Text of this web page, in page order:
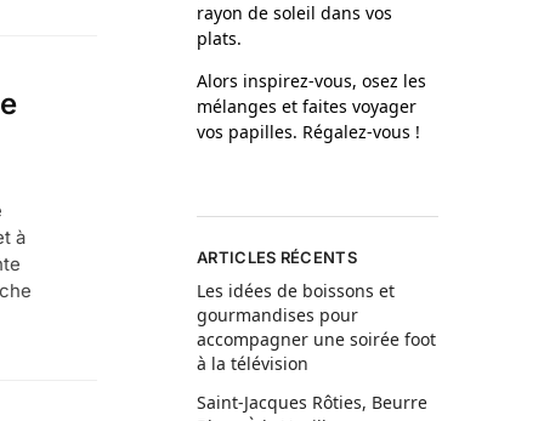
à
rayon de soleil dans vos
plats.
Alors inspirez-vous, osez les
mélanges et faites voyager
vos papilles. Régalez-vous !
ARTICLES RÉCENTS
Les idées de boissons et
gourmandises pour
accompagner une soirée foot
à la télévision
Saint-Jacques Rôties, Beurre